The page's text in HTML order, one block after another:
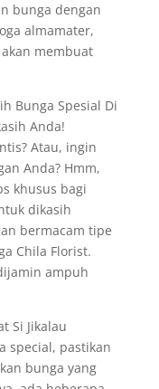
bunga dengan
almamater,
membuat
Bunga Spesial Di
Anda!
Atau, ingin
Anda? Hmm,
khusus bagi
dikasih
bermacam tipe
Chila Florist.
ampuh
Si Jikalau
special, pastikan
bunga yang